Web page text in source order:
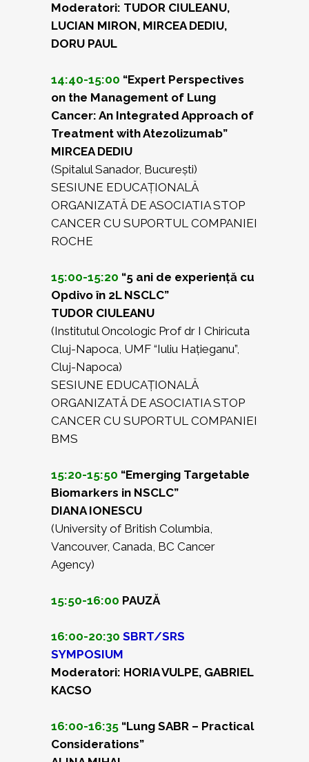
Moderatori: TUDOR CIULEANU,
LUCIAN MIRON, MIRCEA DEDIU,
DORU PAUL
14:40-15:00 “Expert Perspectives
on the Management of Lung
Cancer: An Integrated Approach of
Treatment with Atezolizumab”
MIRCEA DEDIU
(Spitalul Sanador, București)
SESIUNE EDUCAȚIONALĂ
ORGANIZATĂ DE ASOCIATIA STOP
CANCER CU SUPORTUL COMPANIEI
ROCHE
15:00-15:20 “5 ani de experiență cu
Opdivo în 2L NSCLC”
TUDOR CIULEANU
(Institutul Oncologic Prof dr I Chiricuta
Cluj-Napoca, UMF “Iuliu Hațieganu”,
Cluj-Napoca)
SESIUNE EDUCAȚIONALĂ
ORGANIZATĂ DE ASOCIATIA STOP
CANCER CU SUPORTUL COMPANIEI
BMS
15:20-15:50 “Emerging Targetable
Biomarkers in NSCLC”
DIANA IONESCU
(University of British Columbia,
Vancouver, Canada, BC Cancer
Agency)
15:50-16:00 PAUZĂ
16:00-20:30 SBRT/SRS
SYMPOSIUM
Moderatori: HORIA VULPE, GABRIEL
KACSO
16:00-16:35 “Lung SABR – Practical
Considerations”